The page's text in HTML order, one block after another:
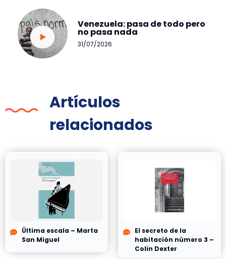
Venezuela: pasa de todo pero
no pasa nada
31/07/2026
Artículos
relacionados
Última escala – Marta
San Miguel
El secreto de la
habitación número 3 –
Colin Dexter